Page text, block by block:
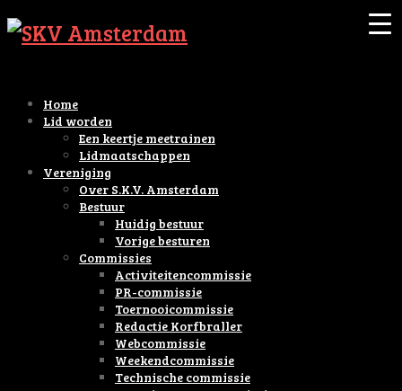
Home
Lid worden
Een keertje meetrainen
Lidmaatschappen
Vereniging
Over S.K.V. Amsterdam
Bestuur
Huidig bestuur
Vorige besturen
Commissies
Activiteitencommissie
PR-commissie
Toernooicommissie
Redactie Korfbraller
Webcommissie
Weekendcommissie
Technische commissie